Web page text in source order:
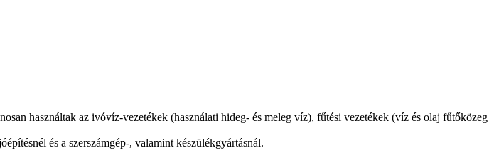
használtak az ivóvíz-vezetékek (használati hideg- és meleg víz), fűtési vezetékek (víz és olaj fűtőközeg
és a szerszámgép-, valamint készülékgyártásnál.